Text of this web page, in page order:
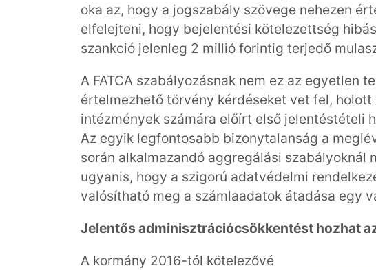
oka az, hogy a jogszabály szövege nehezen
elfelejteni, hogy bejelentési kötelezettség
szankció jelenleg 2 millió forintig terjedő
A FATCA szabályozásnak nem ez az egyetlen
értelmezhető törvény kérdéseket vet fel,
intézmények számára előírt első jelentéstételi
Az egyik legfontosabb bizonytalanság a
során alkalmazandó aggregálási szabályoknál
ugyanis, hogy a szigorú adatvédelmi
valósítható meg a számlaadatok átadása egy
Jelentős adminisztrációcsökkentést hozhat
A kormány 2016-tól kötelezővé